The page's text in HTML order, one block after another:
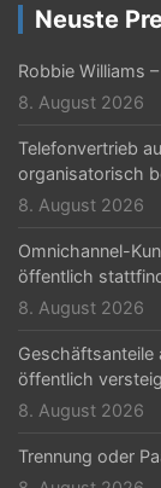
g
a
t
i
o
Neuste
Robbie Williams
8. August 2026
Telefonvertrieb
organisatorisch
8. August 2026
Omnichannel-
öffentlich
8. August 2026
Geschäftsanteile
öffentlich
8. August 2026
Trennung oder